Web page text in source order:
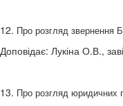
12. Про розгляд звернення
Доповідає: Лукіна О.В.,
13. Про розгляд юридичних